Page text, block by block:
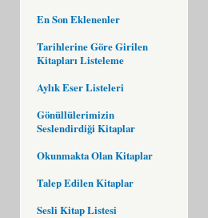
En Son Eklenenler
Tarihlerine Göre Girilen
Kitapları Listeleme
Aylık Eser Listeleri
Gönüllülerimizin
Seslendirdiği Kitaplar
Okunmakta Olan Kitaplar
Talep Edilen Kitaplar
Sesli Kitap Listesi